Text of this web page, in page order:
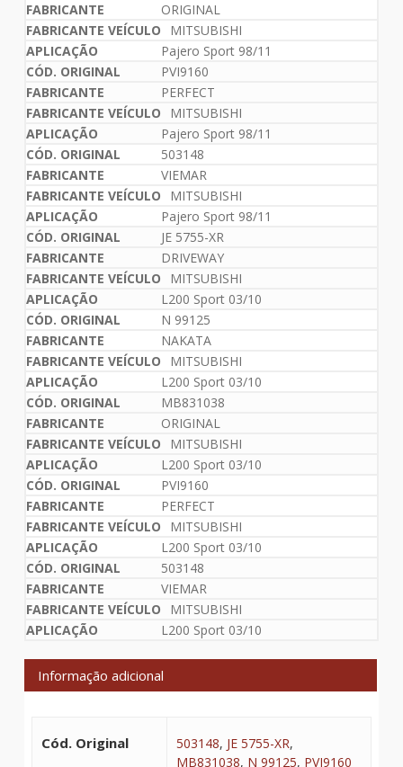
ORIGINAL
MITSUBISHI
Pajero Sport 98/11
PVI9160
PERFECT
MITSUBISHI
Pajero Sport 98/11
503148
VIEMAR
MITSUBISHI
Pajero Sport 98/11
JE 5755-XR
DRIVEWAY
MITSUBISHI
L200 Sport 03/10
N 99125
NAKATA
MITSUBISHI
L200 Sport 03/10
MB831038
ORIGINAL
MITSUBISHI
L200 Sport 03/10
PVI9160
PERFECT
MITSUBISHI
L200 Sport 03/10
503148
VIEMAR
MITSUBISHI
L200 Sport 03/10
Informação adicional
Cód. Original 503148, JE 5755-XR,
MB831038, N 99125, PVI9160